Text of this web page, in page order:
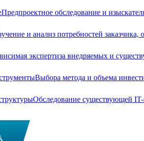
Предпроектное обследование и
и анализ потребностей
экспертиза внедряемых и
Выбора метода и объема
Обследование существующей